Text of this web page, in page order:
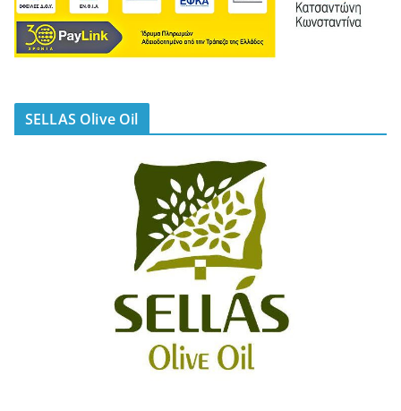
SELLAS Olive Oil